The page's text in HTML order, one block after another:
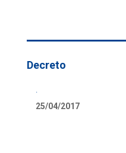
Decreto
25/04/2017